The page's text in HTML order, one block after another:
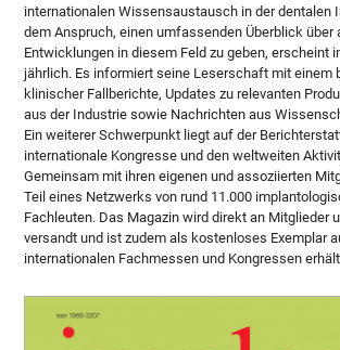
internationalen Wissensaustausch in der dentalen
dem Anspruch, einen umfassenden Überblick über
Entwicklungen in diesem Feld zu geben, erscheint
jährlich. Es informiert seine Leserschaft mit einem
klinischer Fallberichte, Updates zu relevanten
aus der Industrie sowie Nachrichten aus
Ein weiterer Schwerpunkt liegt auf der
internationale Kongresse und den weltweiten
Gemeinsam mit ihren eigenen und assoziierten
Teil eines Netzwerks von rund 11.000
Fachleuten. Das Magazin wird direkt an Mitglieder
versandt und ist zudem als kostenloses Exemplar
internationalen Fachmessen und Kongressen